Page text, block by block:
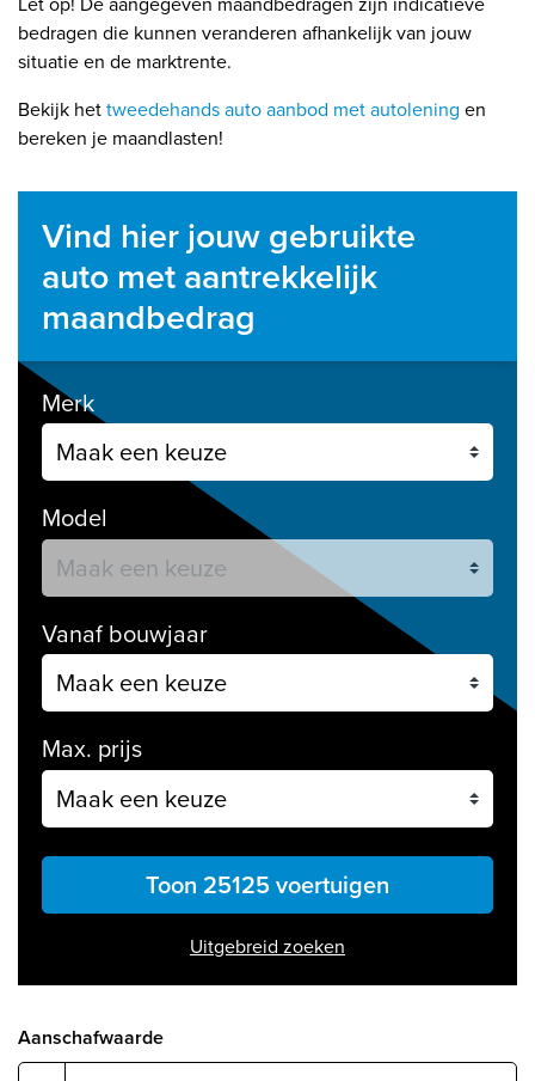
bedragen die kunnen veranderen afhankelijk van jouw
situatie en de marktrente.
Bekijk hettweedehands auto aanbod met autolening en
bereken je maandlasten!
Vind hier jouw gebruikte
auto met aantrekkelijk
maandbedrag
Merk
Model
Vanaf bouwjaar
Max. prijs
Toon 25125 voertuigen
Uitgebreid zoeken
Aanschafwaarde